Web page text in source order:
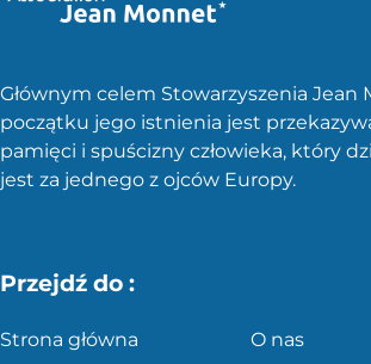
Głównym celem Stowarzyszenia Jean
początku jego istnienia jest
pamięci i spuścizny człowieka, który
jest za jednego z ojców Europy.
Przejdź do :
Strona główna O nas